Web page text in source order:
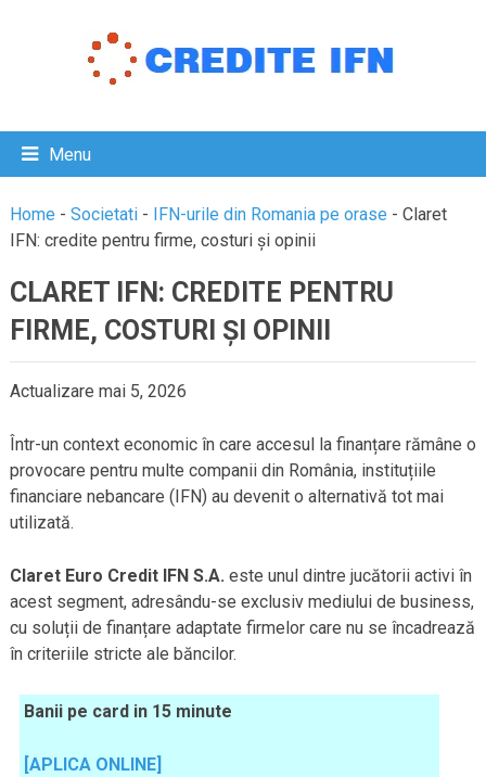
Menu
Home - Societati- IFN-urile din Romania pe orase - Claret
IFN: credite pentru firme, costuri și opinii
CLARET IFN: CREDITE PENTRU
FIRME, COSTURI ȘI OPINII
Actualizare mai 5, 2026
Într-un context economic în care accesul la finanțare rămâne o
provocare pentru multe companii din România, instituțiile
financiare nebancare (IFN) au devenit o alternativă tot mai
utilizată.
Claret Euro Credit IFN S.A. este unul dintre jucătorii activi în
acest segment, adresându-se exclusiv mediului de business,
cu soluții de finanțare adaptate firmelor care nu se încadrează
în criteriile stricte ale băncilor.
Banii pe card in 15 minute
[APLICA ONLINE]